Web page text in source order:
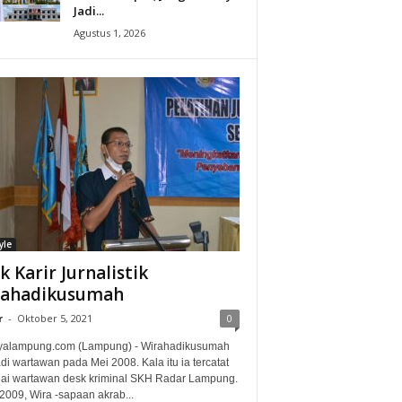
Jadi...
Agustus 1, 2026
Karir Jurnalistik
- Oktober 5, 2021 0
(Lampung) - Wirahadikusumah
wartawan pada Mei 2008. Kala itu ia tercatat
wartawan desk kriminal SKH Radar Lampung.
Wira -sapaan akrab...